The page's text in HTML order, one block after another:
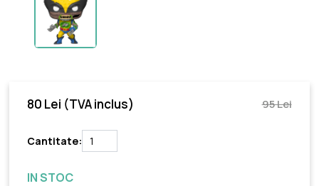
80 Lei (TVA inclus) 95 Lei
Cantitate:
IN STOC